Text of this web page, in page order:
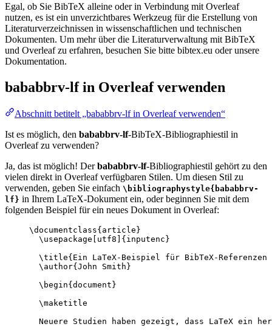
Egal, ob Sie BibTeX alleine oder in Verbindung mit Overleaf
nutzen, es ist ein unverzichtbares Werkzeug für die Erstellung von
Literaturverzeichnissen in wissenschaftlichen und technischen
Dokumenten. Um mehr über die Literaturverwaltung mit BibTeX
und Overleaf zu erfahren, besuchen Sie bitte bibtex.eu oder unsere
Dokumentation.
bababbrv-lfin Overleaf verwenden
Abschnitt betitelt „bababbrv-lf in Overleaf verwenden“
Ist es möglich, den bababbrv-lf-BibTeX-Bibliographiestil in
Overleaf zu verwenden?
Ja, das ist möglich! Derbababbrv-lf-Bibliographiestil gehört zu den
vielen direkt in Overleaf verfügbaren Stilen. Um diesen Stil zu
verwenden, geben Sie einfach \bibliographystyle{bababbrv-
lf} in Ihrem LaTeX-Dokument ein, oder beginnen Sie mit dem
folgenden Beispiel für ein neues Dokument in Overleaf:
\documentclass{ article }
\usepackage
utf8 ]{ inputenc }
\title{Ein LaTeX-Beispiel für BibTeX-
\author{John Smith}
\begin{ document }
\maketitle
Neuere Studien haben gezeigt, dass LaTeX ein